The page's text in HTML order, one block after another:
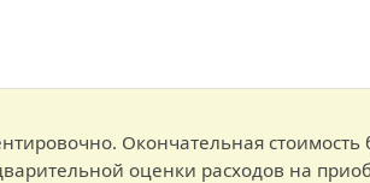
Окончательная стоимость
оценки расходов на